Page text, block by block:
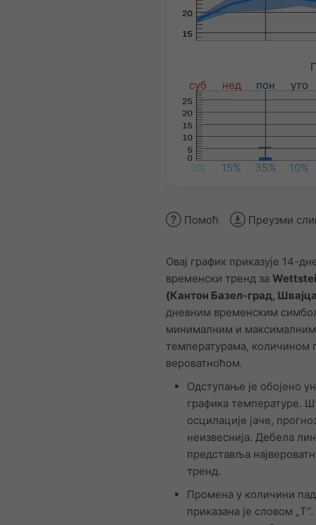
суб
нед пон уто
0% 15% 35% 10%
Помоћ Преузми
Овај график приказује 14-
временски тренд за
(Кантон Базел-град,
дневним временским
минималним и максималним
температурама, количином
вероватноћом.
Одступање је обојено
графика температуре.
осцилације јаче,
неизвеснија. Дебела
представља
тренд.
Промена у количини
приказана је словом